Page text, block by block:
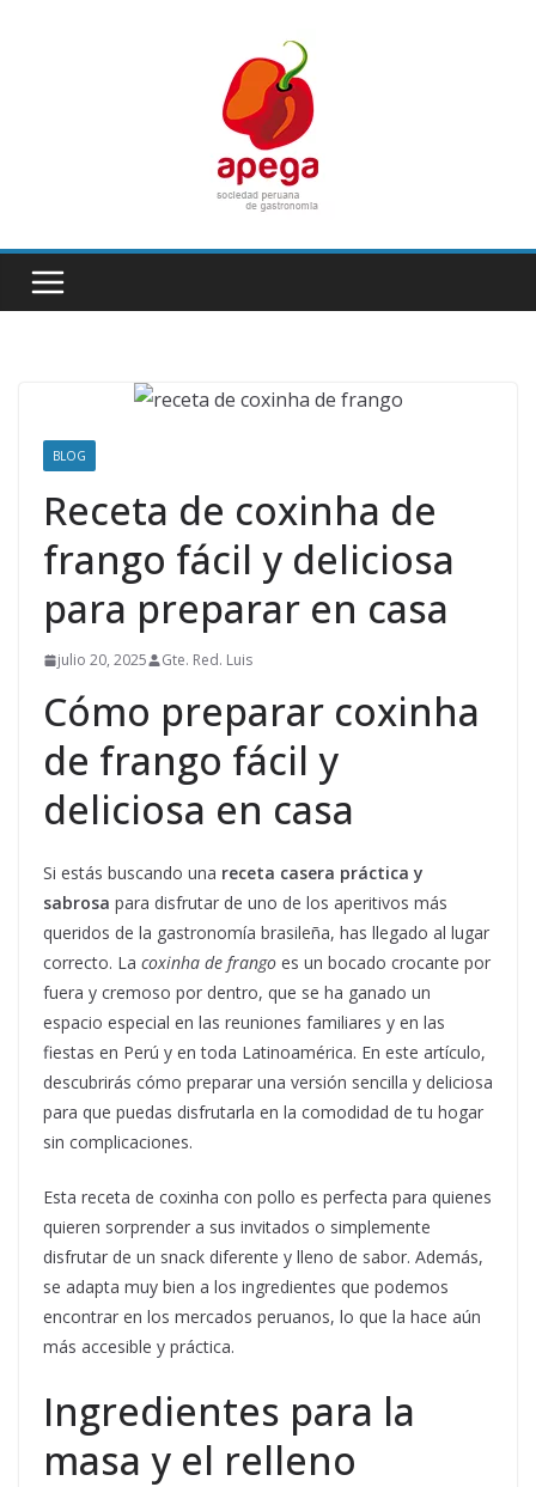
BLOG
Receta de coxinha de
frango fácil y deliciosa
para preparar en casa
julio 20, 2025 Gte. Red. Luis
Cómo preparar coxinha
de frango fácil y
deliciosa en casa
Si estás buscando una receta casera práctica y
sabrosa para disfrutar de uno de los aperitivos más
queridos de la gastronomía brasileña, has llegado al lugar
correcto. La coxinha de frango es un bocado crocante por
fuera y cremoso por dentro, que se ha ganado un
espacio especial en las reuniones familiares y en las
fiestas en Perú y en toda Latinoamérica. En este artículo,
descubrirás cómo preparar una versión sencilla y deliciosa
para que puedas disfrutarla en la comodidad de tu hogar
sin complicaciones.
Esta receta de coxinha con pollo es perfecta para quienes
quieren sorprender a sus invitados o simplemente
disfrutar de un snack diferente y lleno de sabor. Además,
se adapta muy bien a los ingredientes que podemos
encontrar en los mercados peruanos, lo que la hace aún
más accesible y práctica.
Ingredientes para la
masa y el relleno